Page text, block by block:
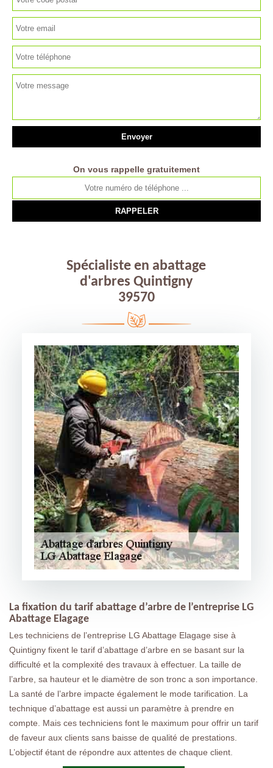
On vous rappelle gratuitement
Spécialiste en abattage
d'arbres Quintigny
39570
La fixation du tarif abattage d’arbre de l’entreprise LG
Abattage Elagage
Les techniciens de l’entreprise LG Abattage Elagage sise à
Quintigny fixent le tarif d’abattage d’arbre en se basant sur la
difficulté et la complexité des travaux à effectuer. La taille de
l’arbre, sa hauteur et le diamètre de son tronc a son importance.
La santé de l’arbre impacte également le mode tarification. La
technique d’abattage est aussi un paramètre à prendre en
compte. Mais ces techniciens font le maximum pour offrir un tarif
de faveur aux clients sans baisse de qualité de prestations.
L’objectif étant de répondre aux attentes de chaque client.